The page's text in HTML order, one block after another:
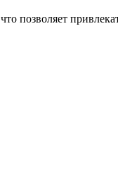
позволяет